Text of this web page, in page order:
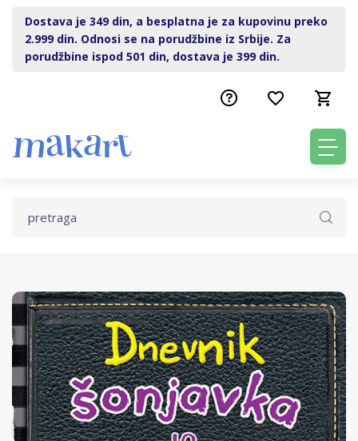
Dostava je 349 din, a besplatna je za kupovinu preko
2.999 din. Odnosi se na porudžbine iz Srbije. Za
porudžbine ispod 501 din, dostava je 399 din.